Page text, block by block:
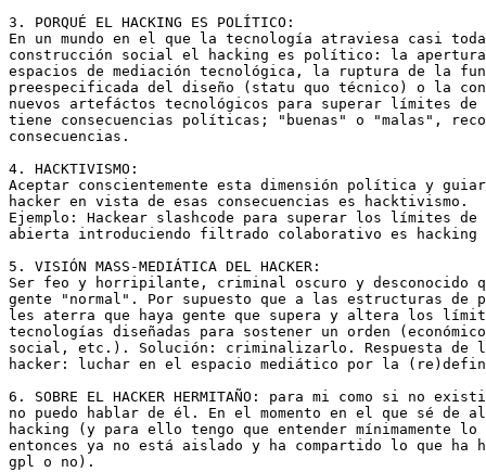
3. PORQUÉ EL HACKING ES POLÍTICO:
En un mundo en el que la tecnología atraviesa casi
construcción social el hacking es político: la
espacios de mediación tecnológica, la ruptura de la
preespecificada del diseño (statu quo técnico) o la
nuevos artefáctos tecnológicos para superar límites
tiene consecuencias políticas; "buenas" o "malas",
consecuencias.
4. HACKTIVISMO:
Aceptar conscientemente esta dimensión política y
hacker en vista de esas consecuencias es hacktivismo.
Ejemplo: Hackear slashcode para superar los límites
abierta introduciendo filtrado colaborativo es hacking
5. VISIÓN MASS-MEDIÁTICA DEL HACKER:
Ser feo y horripilante, criminal oscuro y desconocido
gente "normal". Por supuesto que a las estructuras de
les aterra que haya gente que supera y altera los
tecnologías diseñadas para sostener un orden
social, etc.). Solución: criminalizarlo. Respuesta de
hacker: luchar en el espacio mediático por la
6. SOBRE EL HACKER HERMITAÑO: para mi como si no
no puedo hablar de él. En el momento en el que sé de
hacking (y para ello tengo que entender mínimamente
entonces ya no está aislado y ha compartido lo que ha
gpl o no).